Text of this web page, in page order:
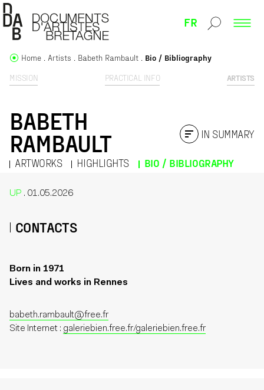
FR
MISSION PRACTICAL INFO ARTISTS
Home Artists Babeth Rambault Bio / Bibliography
BABETH
RAMBAULT
ARTWORKS HIGHLIGHTS BIO / BIBLIOGRAPHY
IN SUMMARY
UP . 01.05.2026
CONTACTS
Born in 1971
Lives and works in Rennes
babeth.rambault@free.fr
Site Internet : galeriebien.free.fr/galeriebien.free.fr